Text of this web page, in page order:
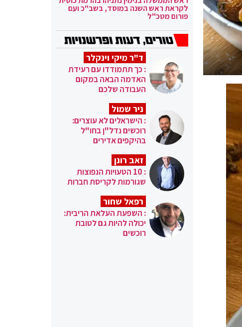
לקראת ראש השנה במוסד, בשב"כ ועם
פורום מטכ"ל
ד"ר מיקי וינקלר
: כך תתמודדו עם רעידת
האדמה הבאה במקום
העבודה שלכם
ניר שמול
: הישראלים לא עוצרים:
רוכשים נדל"ן בחו"ל
בהיקפים אדירים
זאב רונן
: 10 הטעויות הנפוצות
שגורמות לקריסת חברות
רפאל שחור
: השפעת העלאת הריבית:
יכולה להיות גם לטובת
רוכשים